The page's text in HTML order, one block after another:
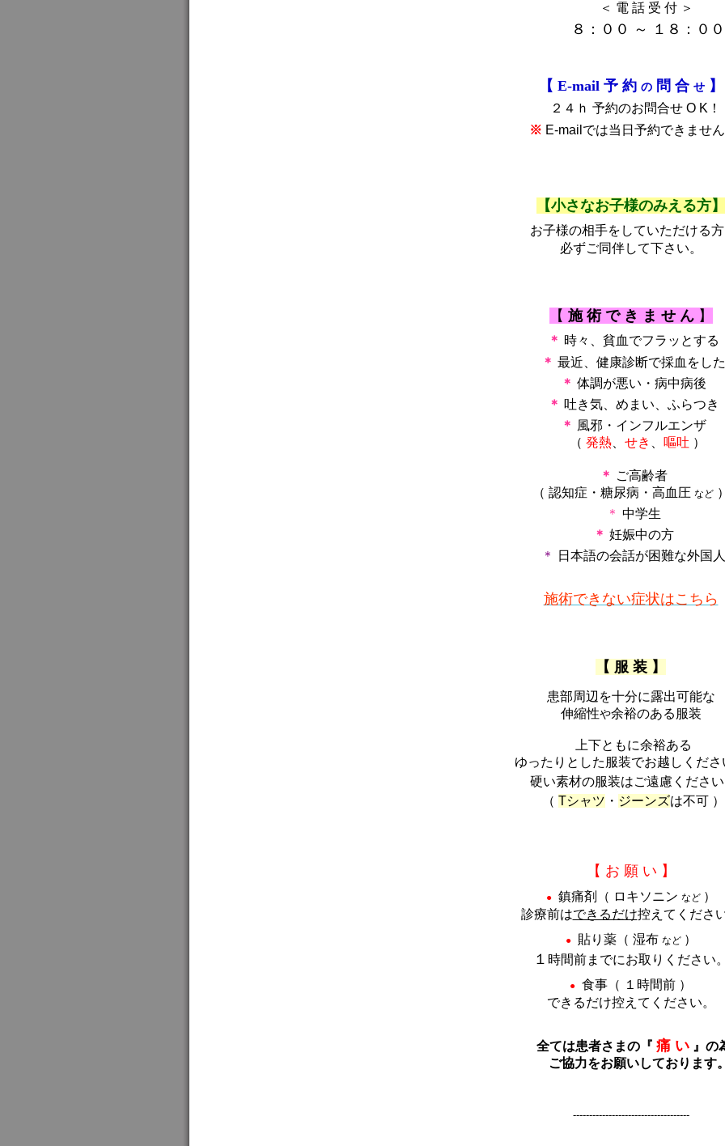
＜ 電 話 受 付 ＞
８：００ ～ １８：００
【 E-mail 予 約 の問 合 せ】
２４ｈ 予約のお問合せ O K！
※ E-mailでは当日予約できませ
【小さなお子様のみえる方】
お子様の相手をしていただける
必ずご同伴して下さい。
【 施 術 で き ま せ ん 】
＊ 時々、貧血でフラッとする
＊ 最近、健康診断で採血をした
＊ 体調が悪い・病中病後
＊ 吐き気、めまい、ふらつき
＊ 風邪・インフルエンザ
（ 発熱、 せき 嘔吐 ）
＊ ご高齢者
（ 認知症・糖尿病・高血圧 など
＊ 中学生
＊ 妊娠中の方
＊
日本語の会話が困難な外国人
施術できない症状はこちら
【 服 装 】
患部周辺を十分に露出可能な
伸縮性や余裕のある服装
上下ともに余裕ある
ゆったりとした服装でお越しくださ
硬い素材の服装はご遠慮くださ
（ Tシャツ ・ ジーンズは不可 ）
【 お 願 い 】
● 鎮痛剤（ ロキソニン など ）
診療前はできるだけ控えてくださ
● 貼り薬（ 湿布 など ）
１ 時間前までにお取りください
● 食事（ １時間前 ）
できるだけ控えてください。
全ては患者さまの『 痛 い 』の
ご協力をお願いしております
------------------------------------